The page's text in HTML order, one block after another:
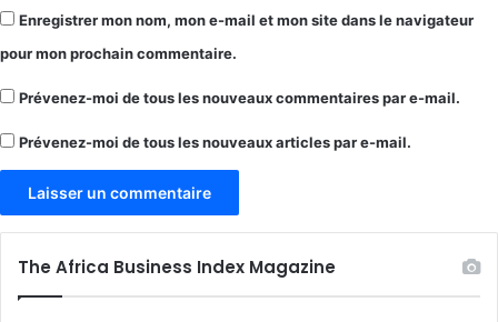
Enregistrer mon nom, mon e-mail et mon site dans le navigateur
pour mon prochain commentaire.
Prévenez-moi de tous les nouveaux commentaires par e-mail.
Prévenez-moi de tous les nouveaux articles par e-mail.
The Africa Business Index Magazine